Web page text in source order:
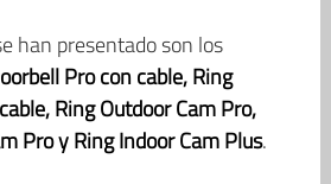
han presentado son los
Pro con cable, Ring
Ring Outdoor Cam Pro,
Pro y Ring Indoor Cam Plus.